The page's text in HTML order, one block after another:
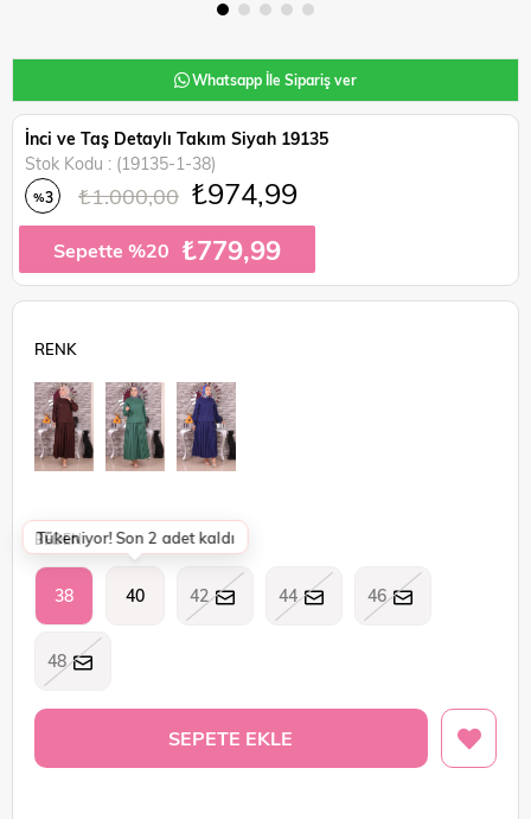
Whatsapp İle Sipariş ver
İnci ve Taş Detaylı Takım Siyah 19135
Stok Kodu
(19135-1-38)
%3 ₺1.000,00 ₺974,99
Sepette %20 ₺779,99
BEDEN
38 40 42 44 46
48
Tükeniyor! Son 2 adet kaldı